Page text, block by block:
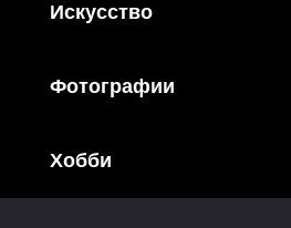
Искусство
Фотографии
Хобби